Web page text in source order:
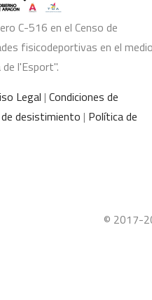
C-516 en el Censo de
fisicodeportivas en el medio
l'Esport".
Legal | Condiciones de
desistimiento | Política de
© 2017-